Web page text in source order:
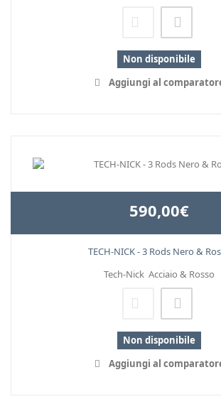
Non disponibile
Aggiungi al
590,00€
TECH-NICK - 3 Rods Nero &
Tech-Nick Acciaio & Rosso
Non disponibile
Aggiungi al